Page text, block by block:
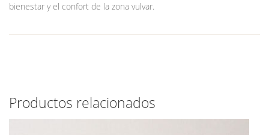
bienestar y el confort de la zona vulvar.
Productos relacionados